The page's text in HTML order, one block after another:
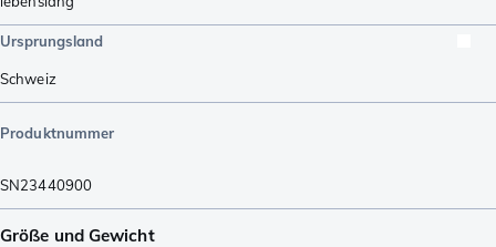
Ursprungsland
Schweiz
Produktnummer
SN23440900
Größe und Gewicht